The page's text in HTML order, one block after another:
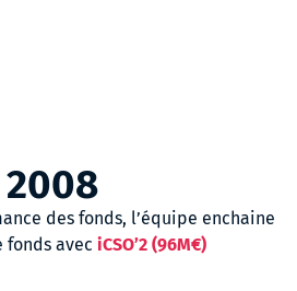
2008
des fonds, l’équipe enchaine
fonds avec iCSO’2 (96M€)